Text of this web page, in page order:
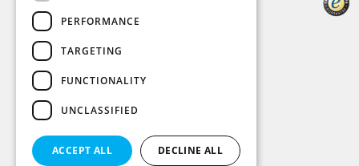
Termos e Condições
Privacy Policy
Modos de pagamento
Informação
Mapa do site
PERFORMANCE
TARGETING
FUNCTIONALITY
UNCLASSIFIED
ACCEPT ALL DECLINE ALL